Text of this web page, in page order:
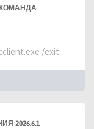
/exit
2026.6.1